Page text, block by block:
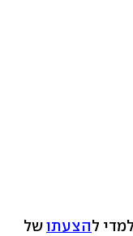
להצעתושל